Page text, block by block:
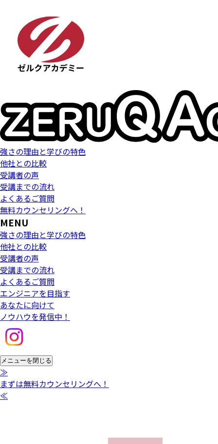
強さの理由と学びの特色
他社との比較
受講者の声
受講までの流れ
よくあるご質問
無料カウンセリングへ！
MENU
強さの理由と学びの特色
他社との比較
受講者の声
受講までの流れ
よくあるご質問
エンジニアを目指す
あなたに向けて
ノウハウを発信中！
メニューを閉じる
≫
まずは無料カウンセリングへ！
≪